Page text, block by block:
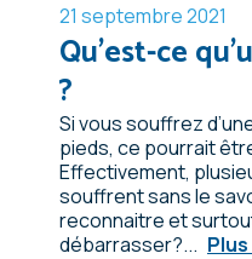
21 septembre 2021
Qu'est-ce
?
Si vous souffrez
pieds, ce pourrait
Effectivement,
souffrent sans le
reconnaitre et
débarrasser?... Plus